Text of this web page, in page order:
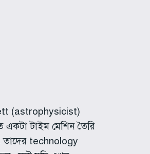
(astrophysicist)
একটা টাইম মেশিন তৈরি
তাদের technology